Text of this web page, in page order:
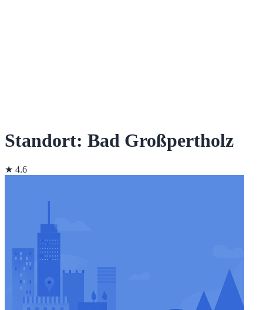
Standort: Bad Großpertholz
★ 4.6